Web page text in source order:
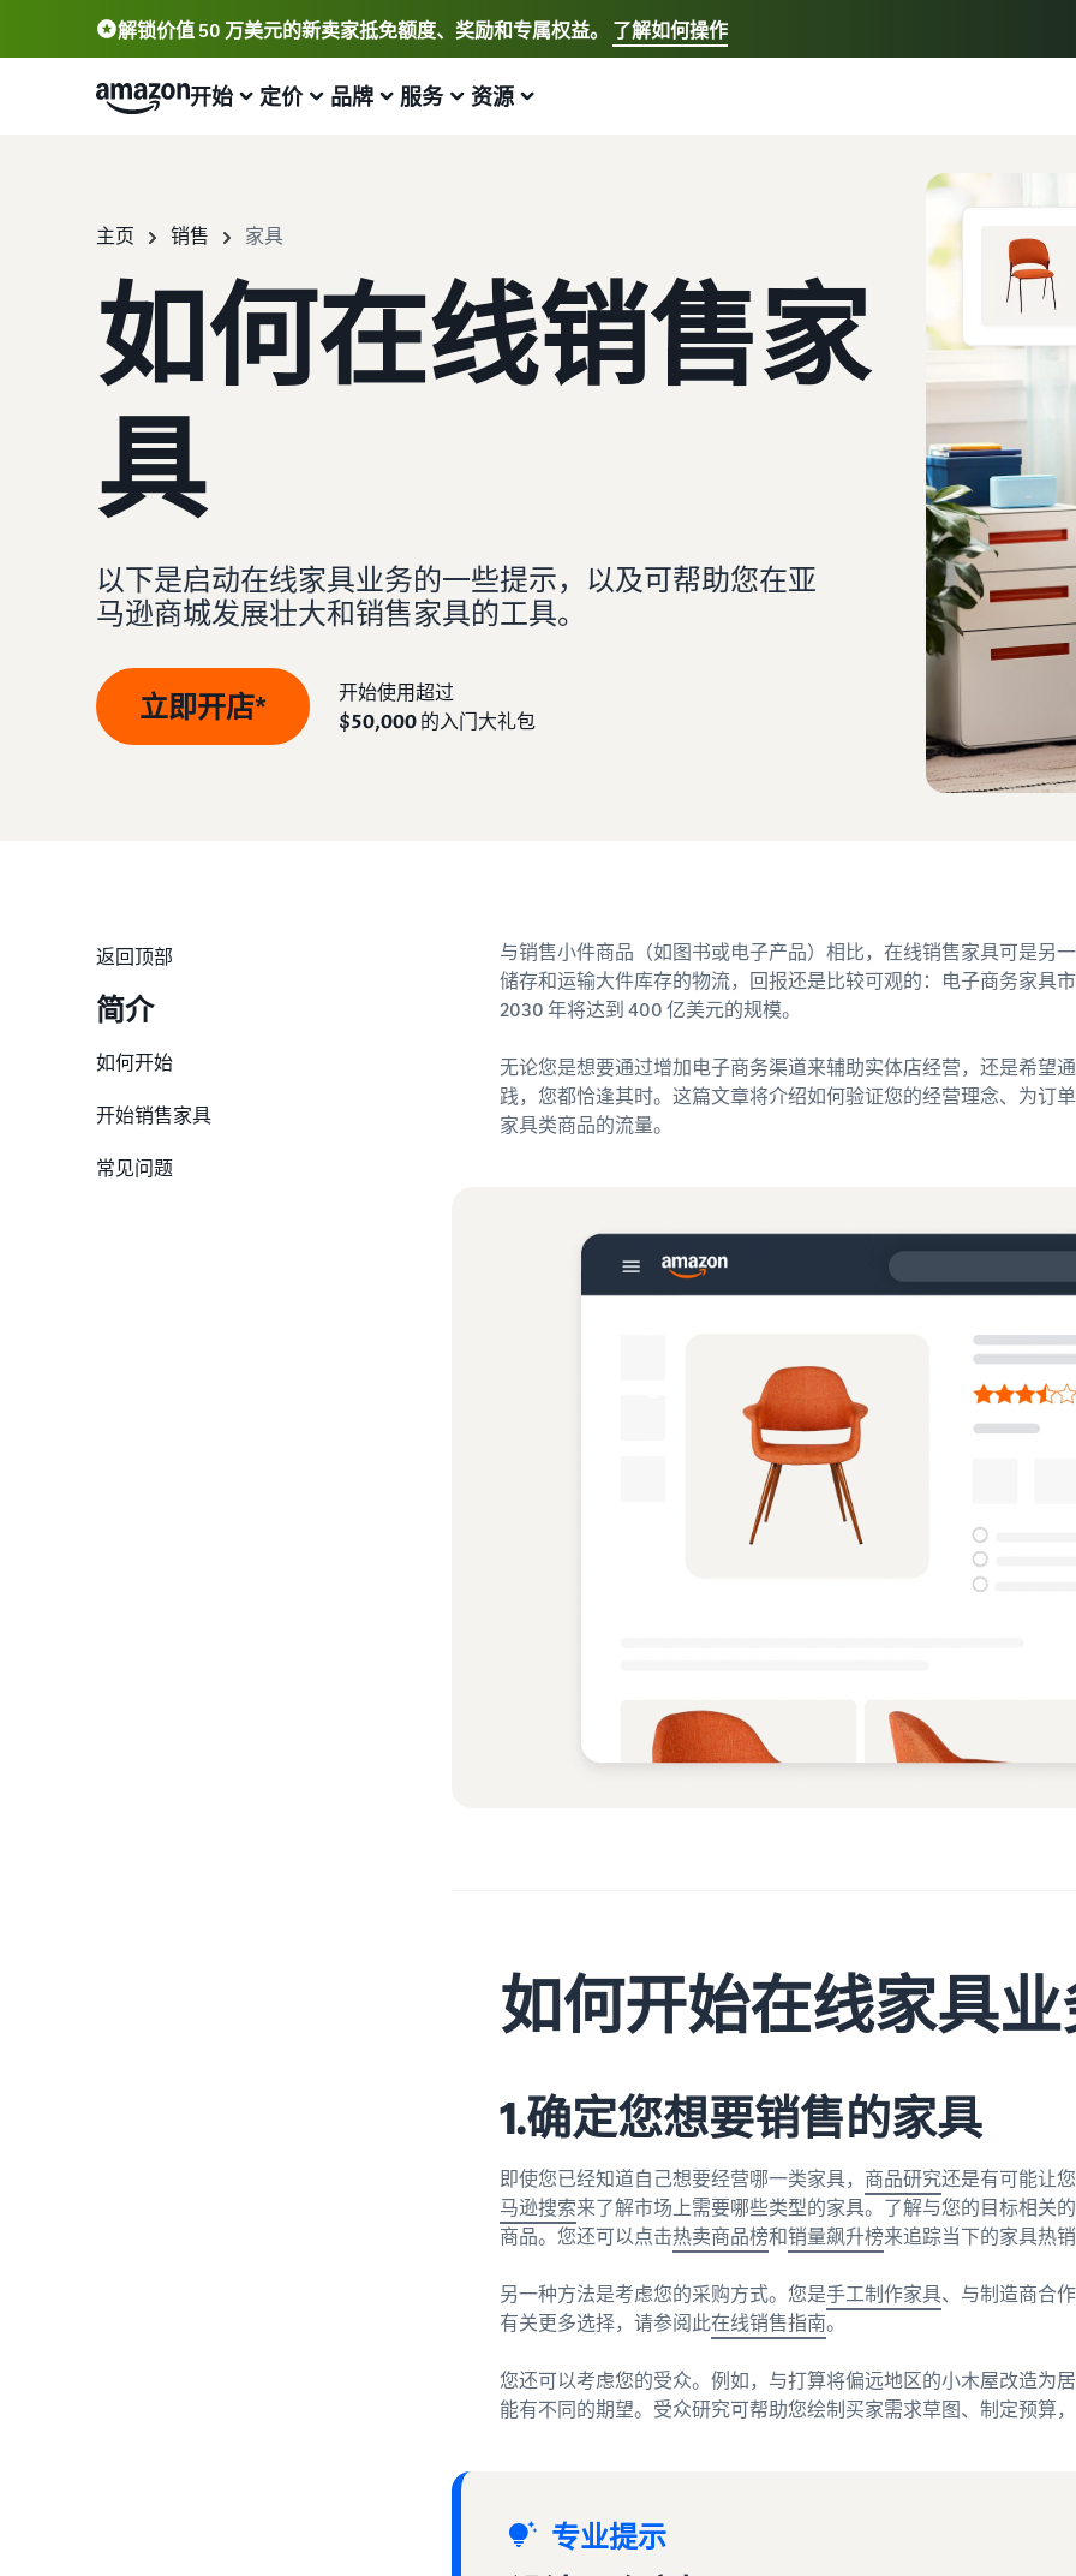
解锁价值 50 万美元的新卖家抵免额度、奖励和专属权益。 了解如何操作
选择您的首选语言
开始
了解如何销售
注册为卖家
查看卖家账户创建步骤
发布商品
了解如何匹配或创建商品信息
为商品定价
配送买家订单
确定配送方式
获得超过 $50,000 的新卖家入门大礼包
通过抵免额度、奖励和专属权益开始销售并节省成本
定价
标准销售费用
亚马逊物流 (FBA) 成本
获取此热门计划的费用明细
可选成本
了解可选亚马逊服务的费用
获取商品的预估金额
不知道从何处入手？ 参加我们的业务测验 查看我们的常见问题解答
品牌
加入品牌注册
创建有吸引力的商品信息
为您的商品添加 A+ 商品描述以提高销量
获取商品评论
通过 Amazon Vine 获得高质量的评论
解锁品牌分析
创建品牌旗舰店
创建专门店铺以展示您的品牌
验证商品
通过 Transparency 服务确保买家收到正品
服务
亚马逊物流 (FBA)
卖家自配送 (FBM)
进行更快、更便宜、更准确的配送
推广
在亚马逊商城内外吸引更多买家
销售 B2B
全球开店
向全球亚马逊买家销售商品
查找应用和服务提供商
查找软件和服务提供商
资源
卖家大学
博客
获取有关在亚马逊商城中销售商品的电子商务提示和见解
如何在线销售
简要了解电子商务业务的经营事宜
什么是直运？
如何销售新商品
了解如何发布和销售各种分类的新商品
如何在网上开店
获得创建电子商务店铺的技巧
主页 销售 家具
如何在线销售家
具
以下是启动在线家具业务的一些提示，以及可帮助您在亚
马逊商城发展壮大和销售家具的工具。
立即开店*
开始使用超过
$50,000的入门大礼包
返回顶部
简介
如何开始
1.确定要销售的商品
开始销售家具
常见问题
与销售小件商品（如图书或电子产品）相比，在线销售家具可是另
储存和运输大件库存的物流，回报还是比较可观的：电子商务家具
2030 年将达到 400 亿美元的规模。
无论您是想要通过增加电子商务渠道来辅助实体店经营，还是希望
践，您都恰逢其时。这篇文章将介绍如何验证您的经营理念、为订
家具类商品的流量。
如何开始在线家具
1.确定您想要销售的家具
即使您已经知道自己想要经营哪一类家具， 商品研究还是有可能让
马逊搜索来了解市场上需要哪些类型的家具。了解与您的目标相关
商品。您还可以点击热卖商品榜和销量飙升榜来追踪当下的家具热
另一种方法是考虑您的采购方式。您是手工制作家具、与制造商合
有关更多选择，请参阅此在线销售指南。
您还可以考虑您的受众。例如，与打算将偏远地区的小木屋改造为
能有不同的期望。受众研究可帮助您绘制买家需求草图、制定预算
专业提示